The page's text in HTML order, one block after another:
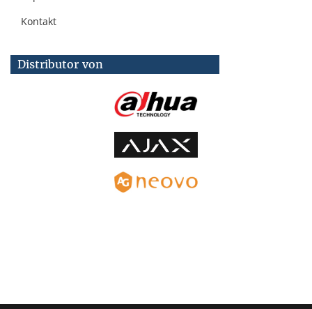
Kontakt
Distributor von